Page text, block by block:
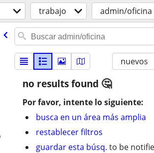
trabajo admin/oficina
nuevos
no results found
Por favor, intente lo siguiente:
busca en un área más amplia
restablecer filtros
guardar esta búsq. to be